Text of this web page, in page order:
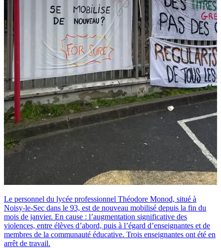
Le personnel du lycée professionnel Théodore Monod, situé à
Noisy-le-Sec dans le 93, est de nouveau mobilisé depuis la fin du
mois de janvier. En cause : l’augmentation significative des
violences, entre élèves d’abord, puis à l’égard d’enseignantes et de
membres de la communauté éducative. Trois enseignantes ont été en
arrêt de travail.